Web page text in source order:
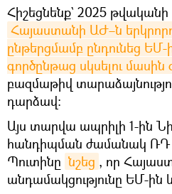
Հիշեցնենք` 2025
Հայաստանի ԱԺ–ն
ընթերցմամբ ընդունեց ԵՄ-
գործընթաց սկսելու մասին
բազմաթիվ
դարձավ:
Այս տարվա ապրիլի 1-ին
հանդիպման ժամանակ
Պուտինը նշեց , որ
անդամակցությունը ԵՄ-